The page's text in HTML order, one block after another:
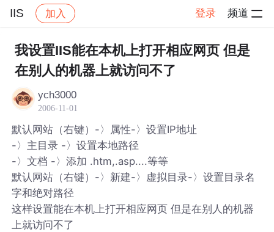
IIS 加入 登录 频道
社区 IIS 帖子详情
我设置IIS能在本机上打开相应网页 但是
在别人的机器上就访问不了
ych3000
2006-11-01
默认网站（右键）-〉属性-〉设置IP地址
-〉主目录 -〉设置本地路径
-〉文档 -〉添加 .htm,.asp....等等
默认网站（右键）-〉新建-〉虚拟目录-〉设置目录名
字和绝对路径
这样设置能在本机上打开相应网页 但是在别人的机器
上就访问不了